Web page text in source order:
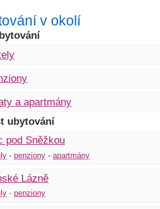
v okolí
a apartmány
ubytování
pod Sněžkou
- penziony - apartmány
Lázně
- penziony